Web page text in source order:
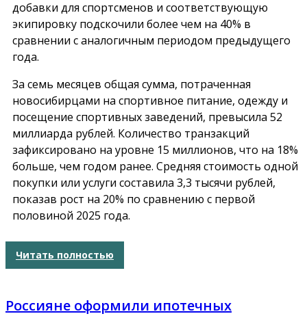
добавки для спортсменов и соответствующую
экипировку подскочили более чем на 40% в
сравнении с аналогичным периодом предыдущего
года.
За семь месяцев общая сумма, потраченная
новосибирцами на спортивное питание, одежду и
посещение спортивных заведений, превысила 52
миллиарда рублей. Количество транзакций
зафиксировано на уровне 15 миллионов, что на 18%
больше, чем годом ранее. Средняя стоимость одной
покупки или услуги составила 3,3 тысячи рублей,
показав рост на 20% по сравнению с первой
половиной 2025 года.
Читать полностью
Россияне оформили ипотечных